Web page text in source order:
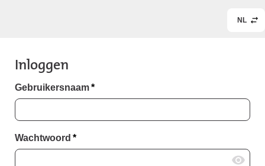
NL
Inloggen
Gebruikersnaam*
Wachtwoord *